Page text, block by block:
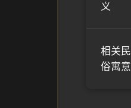
义
相关民
俗寓意